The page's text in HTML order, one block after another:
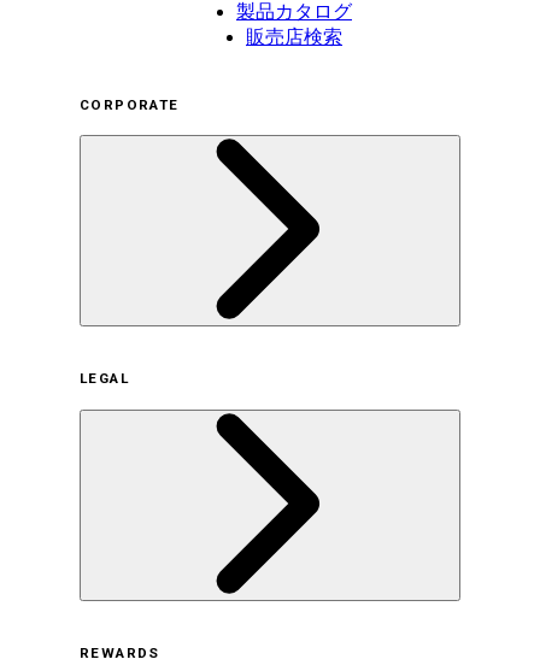
製品カタログ
販売店検索
CORPORATE
サステナビリティの取り組み（日本）
サステナビリティの取り組み（米国/英語）
ヒストリー
採用情報
LEGAL
REWARDS